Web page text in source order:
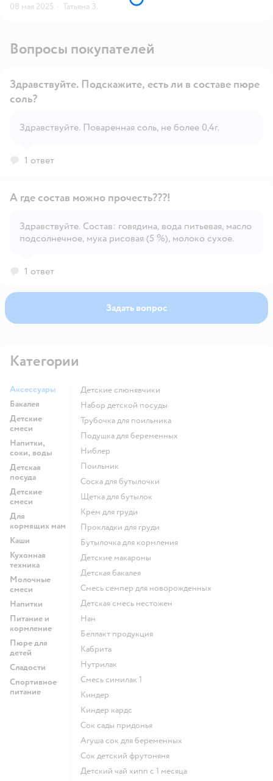
08 мая 2025 · Татьяна З.
Вопросы покупателей
Открыть вопрос
Здравствуйте. Подскажите, есть ли в составе пюре
соль?
Здравствуйте. Поваренная соль, не более 0,4г.
1 ответ
Открыть вопрос
А где состав можно прочесть???!
Здравствуйте. Состав: говядина, вода питьевая, масло
подсолнечное, мука рисовая (5 %), молоко сухое.
1 ответ
Задать вопрос
Категории
Аксессуары
Бакалея
Детские
смеси
Напитки,
соки, воды
Детская
посуда
Детские
смеси
Для
кормящих мам
Каши
Кухонная
техника
Молочные
смеси
Напитки
Питание и
кормление
Пюре для
детей
Сладости
Спортивное
питание
Детские слюнявчики
набор детской посуды
трубочка для поильника
подушка для беременных
ниблер
поильник
соска для бутылочки
щетка для бутылок
крем для груди
прокладки для груди
бутылочка для кормления
детские макароны
детская бакалея
смесь семпер для новорожденных
детская смесь нестожен
нан
беллакт продукция
кабрита
нутрилак
смесь симилак 1
киндер
киндер кардс
сок сады придонья
агуша сок для беременных
сок детский фрутоняня
детский чай хипп с 1 месяца